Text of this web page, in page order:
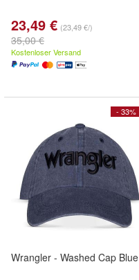
23,49 € (23,49 €/)
35,00 €
Kostenloser Versand
- 33%
Wrangler - Washed Cap Blue